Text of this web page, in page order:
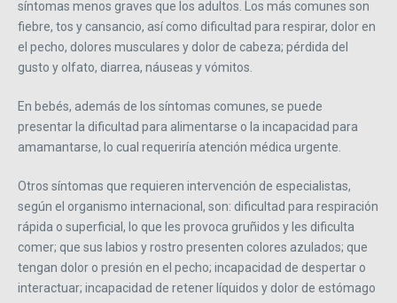
síntomas menos graves que los adultos. Los más comunes son
fiebre, tos y cansancio, así como dificultad para respirar, dolor en
el pecho, dolores musculares y dolor de cabeza; pérdida del
gusto y olfato, diarrea, náuseas y vómitos.
En bebés, además de los síntomas comunes, se puede
presentar la dificultad para alimentarse o la incapacidad para
amamantarse, lo cual requeriría atención médica urgente.
Otros síntomas que requieren intervención de especialistas,
según el organismo internacional, son: dificultad para respiración
rápida o superficial, lo que les provoca gruñidos y les dificulta
comer; que sus labios y rostro presenten colores azulados; que
tengan dolor o presión en el pecho; incapacidad de despertar o
interactuar; incapacidad de retener líquidos y dolor de estómago